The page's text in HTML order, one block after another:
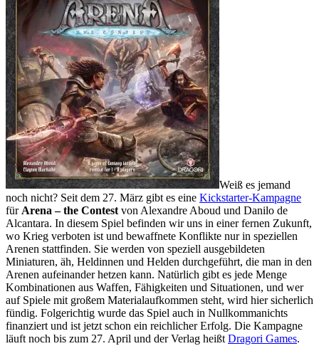
Weiß es jemand
noch nicht? Seit dem 27. März gibt es eine Kickstarter-Kampagne
für Arena – the Contest von Alexandre Aboud und Danilo de
Alcantara. In diesem Spiel befinden wir uns in einer fernen Zukunft,
wo Krieg verboten ist und bewaffnete Konflikte nur in speziellen
Arenen stattfinden. Sie werden von speziell ausgebildeten
Miniaturen, äh, Heldinnen und Helden durchgeführt, die man in den
Arenen aufeinander hetzen kann. Natürlich gibt es jede Menge
Kombinationen aus Waffen, Fähigkeiten und Situationen, und wer
auf Spiele mit großem Materialaufkommen steht, wird hier sicherlich
fündig. Folgerichtig wurde das Spiel auch in Nullkommanichts
finanziert und ist jetzt schon ein reichlicher Erfolg. Die Kampagne
läuft noch bis zum 27. April und der Verlag heißt Dragori Games.